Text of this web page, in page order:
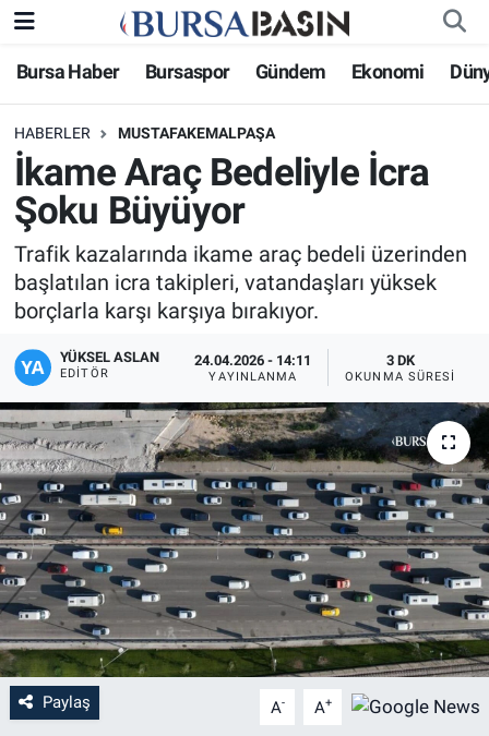
Bursa Haber Bursaspor Gündem Ekonomi
HABERLER MUSTAFAKEMALPAŞA
İkame Araç Bedeliyle İcra
Şoku Büyüyor
Trafik kazalarında ikame araç bedeli üzerinden
başlatılan icra takipleri, vatandaşları yüksek
borçlarla karşı karşıya bırakıyor.
YÜKSEL ASLAN
EDITÖR
24.04.2026 - 14:11
YAYINLANMA
3 DK
OKUNMA SÜRESI
Paylaş A- A+
Bursa Haber
Genel
Politika
Bilim, Teknoloji
KÜLTÜR-SANAT
Yerel
Bursaspor
Gündem
Sağlık
Eğitim
Ekonomi
Dünya
Bursa Nöbetçi Eczaneler
Bursa Hava Durumu
Bursa Namaz Vakitleri
Bursa Trafik Yoğunluk Haritası
Süper Lig Puan Durumu ve Fikstür
Tüm Manşetler
Son Dakika Haberleri
Haber Arşivi